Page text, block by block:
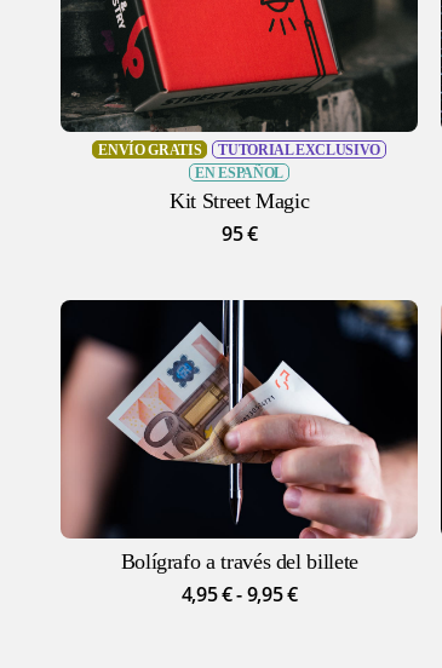
ENVÍO GRATIS
TUTORIAL EXCLUSIVO
EN ESPAÑOL
Kit Street Magic
95€
Bolígrafo a través del billete
4,95€-9,95€Rango
Este